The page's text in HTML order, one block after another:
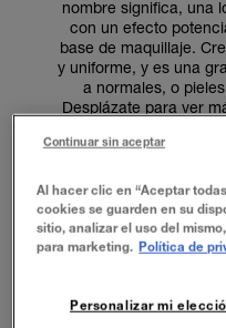
nombre significa, una
con un efecto
base de maquillaje.
y uniforme, y es una
a normales, o
Desplázate para ver
Al hacer clic en “Aceptar
cookies se guarden en su
sitio, analizar el uso del
para marketing. Política de
Personalizar mi
Continuar sin aceptar